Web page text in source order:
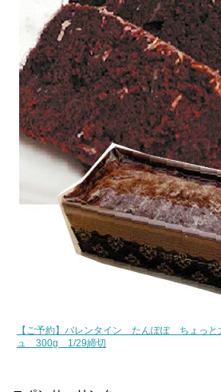
【ご予約】バレンタイン たんぽぽ ちょっと
ュ 300g 1/29締切